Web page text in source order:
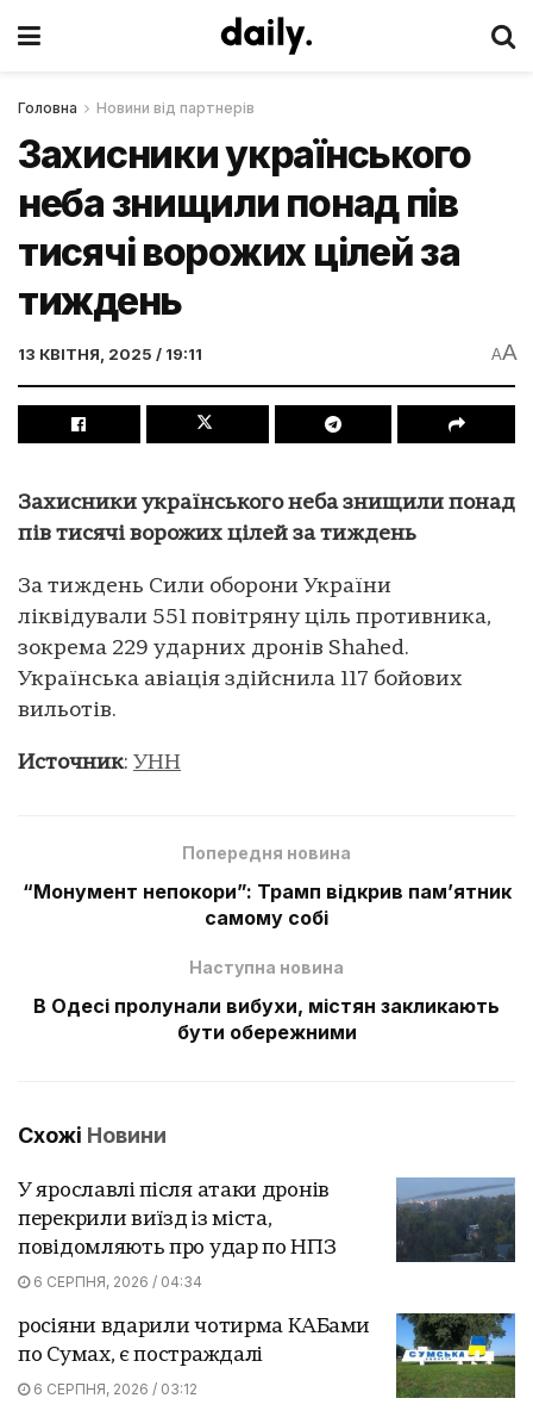
Головна Новини від партнерів
Захисники українського
неба знищили понад пів
тисячі ворожих цілей за
тиждень
13 КВІТНЯ, 2025 / 19:11 AA
Захисники українського неба знищили понад
пів тисячі ворожих цілей за тиждень
За тиждень Сили оборони України
ліквідували 551 повітряну ціль противника,
зокрема 229 ударних дронів Shahed.
Українська авіація здійснила 117 бойових
вильотів.
Источник: УНН
Попередня новина
“Монумент непокори”: Трамп відкрив пам’ятник
самому собі
Наступна новина
В Одесі пролунали вибухи, містян закликають
бути обережними
Схожі Новини
У ярославлі після атаки дронів
перекрили виїзд із міста,
повідомляють про удар по НПЗ
6 СЕРПНЯ, 2026 / 04:34
росіяни вдарили чотирма КАБами
по Сумах, є постраждалі
6 СЕРПНЯ, 2026 / 03:12